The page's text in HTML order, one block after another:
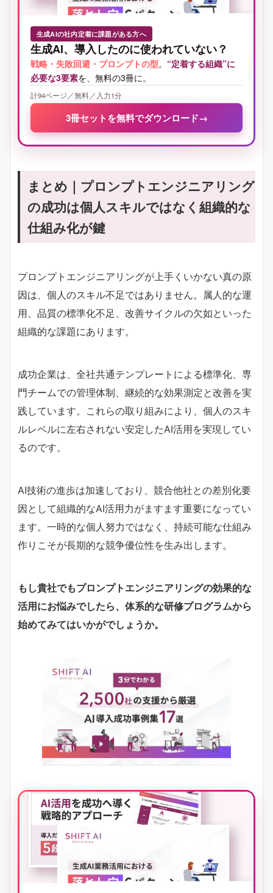
生成AIの社内定着に課題がある方へ
生成AI、導入したのに使われていない？
戦略・失敗回避・プロンプトの型。 “定着する組織”に
必要な3要素を、無料の3冊に。
計94ページ／無料／入力1分
3冊セットを無料でダウンロード→
まとめ｜プロンプトエンジニアリング
の成功は個人スキルではなく組織的な
仕組み化が鍵
プロンプトエンジニアリングが上手くいかない真の原
因は、個人のスキル不足ではありません。属人的な運
用、品質の標準化不足、改善サイクルの欠如といった
組織的な課題にあります。
成功企業は、全社共通テンプレートによる標準化、専
門チームでの管理体制、継続的な効果測定と改善を実
践しています。これらの取り組みにより、個人のスキ
ルレベルに左右されない安定したAI活用を実現してい
るのです。
AI技術の進歩は加速しており、競合他社との差別化要
因として組織的なAI活用力がますます重要になってい
ます。一時的な個人努力ではなく、持続可能な仕組み
作りこそが長期的な競争優位性を生み出します。
もし貴社でもプロンプトエンジニアリングの効果的な
活用にお悩みでしたら、体系的な研修プログラムから
始めてみてはいかがでしょうか。